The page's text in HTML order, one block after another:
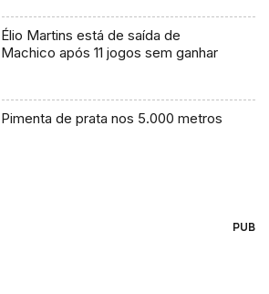
Élio Martins está de saída de
Machico após 11 jogos sem ganhar
Pimenta de prata nos 5.000 metros
PUB